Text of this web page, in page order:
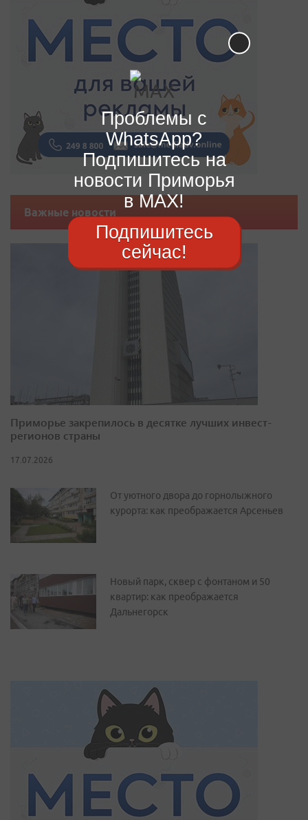
Важные новости
Приморье закрепилось в десятке лучших инвест-
регионов страны
17.07.2026
От уютного двора до горнолыжного
курорта: как преображается Арсеньев
Новый парк, сквер с фонтаном и 50
квартир: как преображается
Дальнегорск
Проблемы с
WhatsApp?
Подпишитесь на
новости Приморья
в MAX!
Подпишитесь
сейчас!